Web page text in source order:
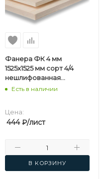
Фанера ФК 4 мм
1525х1525 мм сорт 4/4
нешлифованная
березовая
Есть в наличии
Цена:
444₽/лист
В КОРЗИНУ